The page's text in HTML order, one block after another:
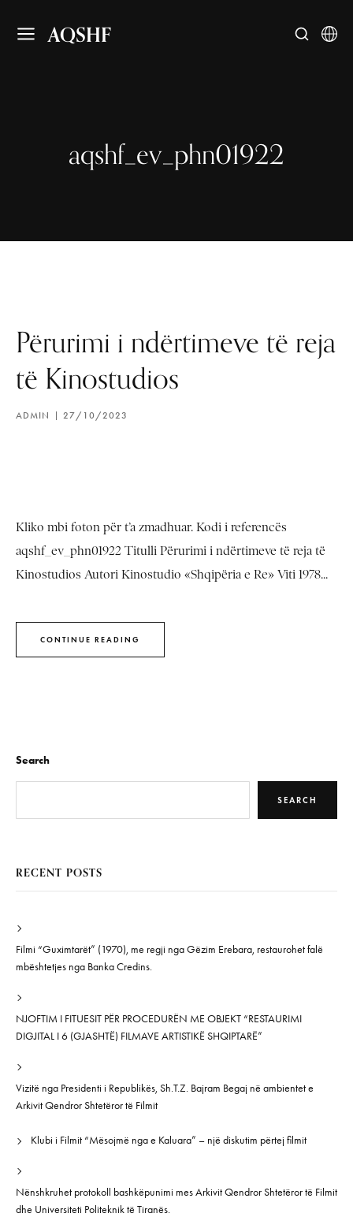
AQSHF
aqshf_ev_phn01922
Përurimi i ndërtimeve të reja
të Kinostudios
ADMIN 27/10/2023
Kliko mbi foton për t’a zmadhuar. Kodi i referencës
aqshf_ev_phn01922 Titulli Përurimi i ndërtimeve të reja të
Kinostudios Autori Kinostudio «Shqipëria e Re» Viti 1978...
CONTINUE READING
Search
SEARCH
RECENT POSTS
Filmi “Guximtarët” (1970), me regji nga Gëzim Erebara, restaurohet falë
mbështetjes nga Banka Credins.
NJOFTIM I FITUESIT PËR PROCEDURËN ME OBJEKT “RESTAURIMI
DIGJITAL I 6 (GJASHTË) FILMAVE ARTISTIKË SHQIPTARË”
Vizitë nga Presidenti i Republikës, Sh.T.Z. Bajram Begaj në ambientet e
Arkivit Qendror Shtetëror të Filmit
Klubi i Filmit “Mësojmë nga e Kaluara” – një diskutim përtej filmit
Nënshkruhet protokoll bashkëpunimi mes Arkivit Qendror Shtetëror të Filmit
dhe Universiteti Politeknik të Tiranës.